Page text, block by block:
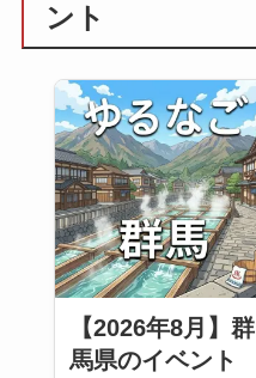
ント
【2026年8月】群
馬県のイベント